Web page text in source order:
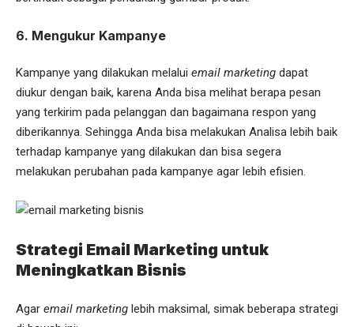
6. Mengukur Kampanye
Kampanye yang dilakukan melalui email marketing dapat
diukur dengan baik, karena Anda bisa melihat berapa pesan
yang terkirim pada pelanggan dan bagaimana respon yang
diberikannya. Sehingga Anda bisa melakukan Analisa lebih baik
terhadap kampanye yang dilakukan dan bisa segera
melakukan perubahan pada kampanye agar lebih efisien.
Strategi Email Marketing untuk
Meningkatkan Bisnis
Agar email marketing lebih maksimal, simak beberapa strategi